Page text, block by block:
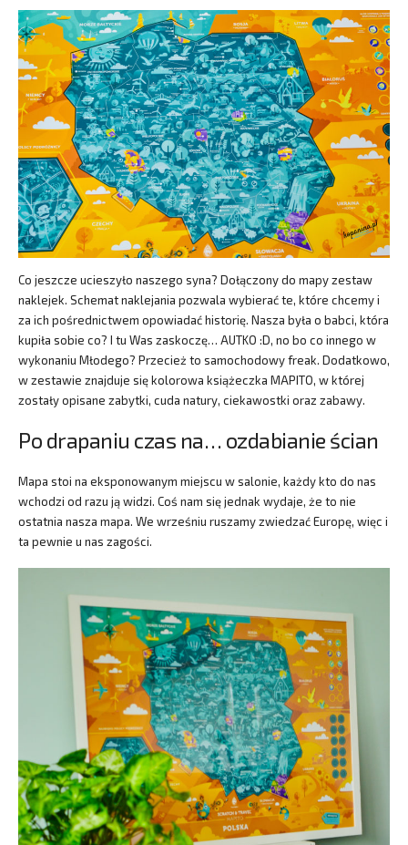
Co jeszcze ucieszyło naszego syna? Dołączony do mapy zestaw
naklejek. Schemat naklejania pozwala wybierać te, które chcemy i
za ich pośrednictwem opowiadać historię. Nasza była o babci, która
kupiła sobie co? I tu Was zaskoczę… AUTKO :D, no bo co innego w
wykonaniu Młodego? Przecież to samochodowy freak. Dodatkowo,
w zestawie znajduje się kolorowa książeczka MAPITO, w której
zostały opisane zabytki, cuda natury, ciekawostki oraz zabawy.
Po drapaniu czas na… ozdabianie ścian
Mapa stoi na eksponowanym miejscu w salonie, każdy kto do nas
wchodzi od razu ją widzi. Coś nam się jednak wydaje, że to nie
ostatnia nasza mapa. We wrześniu ruszamy zwiedzać Europę, więc i
ta pewnie u nas zagości.